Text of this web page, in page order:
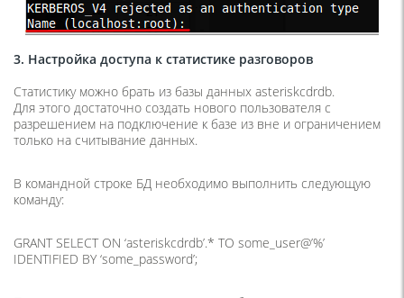
3. Настройка доступа к статистике разговоров
Статистику можно брать из базы данных asteriskcdrdb.
Для этого достаточно создать нового пользователя с
разрешением на подключение к базе из вне и ограничением
только на считывание данных.
В командной строке БД необходимо выполнить следующую
команду:
GRANT SELECT ON ‘asteriskcdrdb’.* TO some_user@’%’
IDENTIFIED BY ‘some_password’;